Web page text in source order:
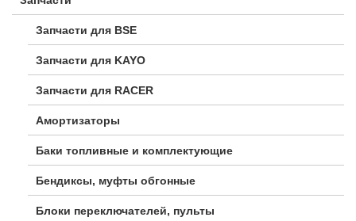
Запчасти для BSE
Запчасти для KAYO
Запчасти для RACER
Амортизаторы
Баки топливные и комплектующие
Бендиксы, муфты обгонные
Блоки переключателей, пульты